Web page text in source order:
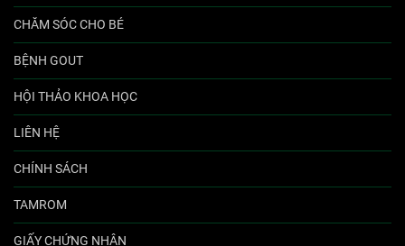
CHĂM SÓC CHO BÉ
BỆNH GOUT
HỘI THẢO KHOA HỌC
LIÊN HỆ
CHÍNH SÁCH
TAMROM
GIẤY CHỨNG NHẬN